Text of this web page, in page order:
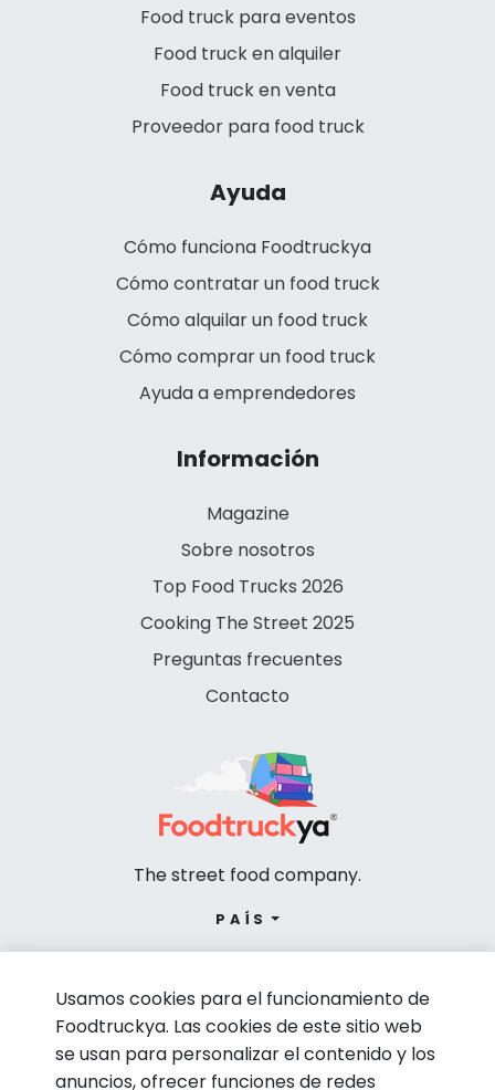
Food truck para eventos
Food truck en alquiler
Food truck en venta
Proveedor para food truck
Ayuda
Cómo funciona Foodtruckya
Cómo contratar un food truck
Cómo alquilar un food truck
Cómo comprar un food truck
Ayuda a emprendedores
Información
Magazine
Sobre nosotros
Top Food Trucks 2026
Cooking The Street 2025
Preguntas frecuentes
Contacto
The street food company.
PAÍS
Usamos cookies para el funcionamiento de
Foodtruckya. Las cookies de este sitio web
se usan para personalizar el contenido y los
anuncios, ofrecer funciones de redes